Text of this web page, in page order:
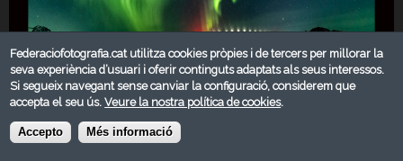
Federaciofotografia.cat utilitza cookies pròpies i de tercers per millorar la
seva experiència d’usuari i oferir continguts adaptats als seus interessos.
Si segueix navegant sense canviar la configuració, considerem que
accepta el seu ús.Veure la nostra política de cookies.
Accepto Més informació